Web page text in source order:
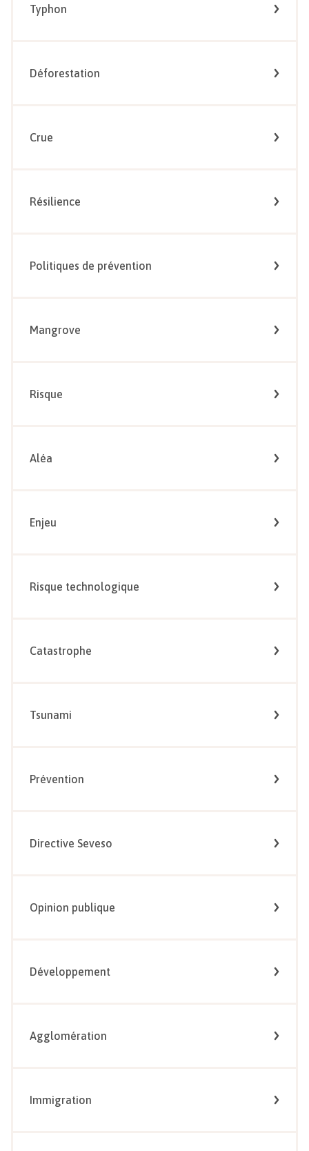
Typhon
Déforestation
Crue
Résilience
Politiques de prévention
Mangrove
Risque
Aléa
Enjeu
Risque technologique
Catastrophe
Tsunami
Prévention
Directive Seveso
Opinion publique
Développement
Agglomération
Immigration